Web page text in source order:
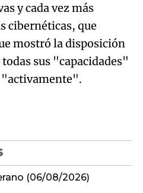
y cada vez más
cibernéticas, que
mostró la disposición
sus "capacidades"
"activamente".
(06/08/2026)